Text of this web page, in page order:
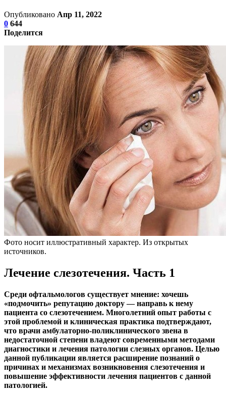
Опубликовано Апр 11, 2022
0 644
Поделится
Фото носит иллюстративный характер. Из открытых
источников.
Лечение слезотечения. Часть 1
Среди офтальмологов существует мнение: хочешь
«подмочить» репутацию доктору — направь к нему
пациента со слезотечением. Многолетний опыт работы с
этой проблемой и клиническая практика подтверждают,
что врачи амбулаторно-поликлинического звена в
недостаточной степени владеют современными методами
диагностики и лечения патологии слезных органов. Целью
данной публикации является расширение познаний о
причинах и механизмах возникновения слезотечения и
повышение эффективности лечения пациентов с данной
патологией.